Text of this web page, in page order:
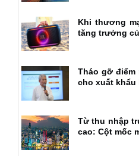
Khi thương
tăng trưởng
Tháo gỡ
cho xuất khẩu
Từ thu nhập
cao: Cột mốc